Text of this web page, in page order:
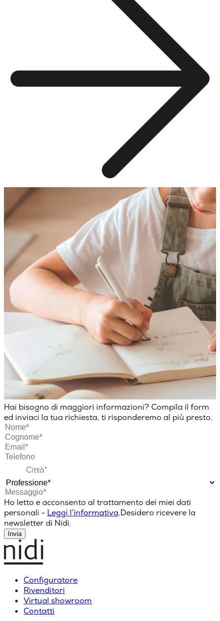
Hai bisogno di maggiori informazioni? Compila il form
ed inviaci la tua richiesta, ti risponderemo al più presto.
Ho letto e acconsento al trattamento dei miei dati
personali - Leggi l’informativa.Desidero ricevere la
newsletter di Nidi.
Invia
Configuratore
Rivenditori
Virtual showroom
Contatti